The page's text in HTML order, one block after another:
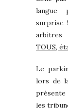
langue
surprise
arbitres
TOUS,
Le
lors de
présente
les